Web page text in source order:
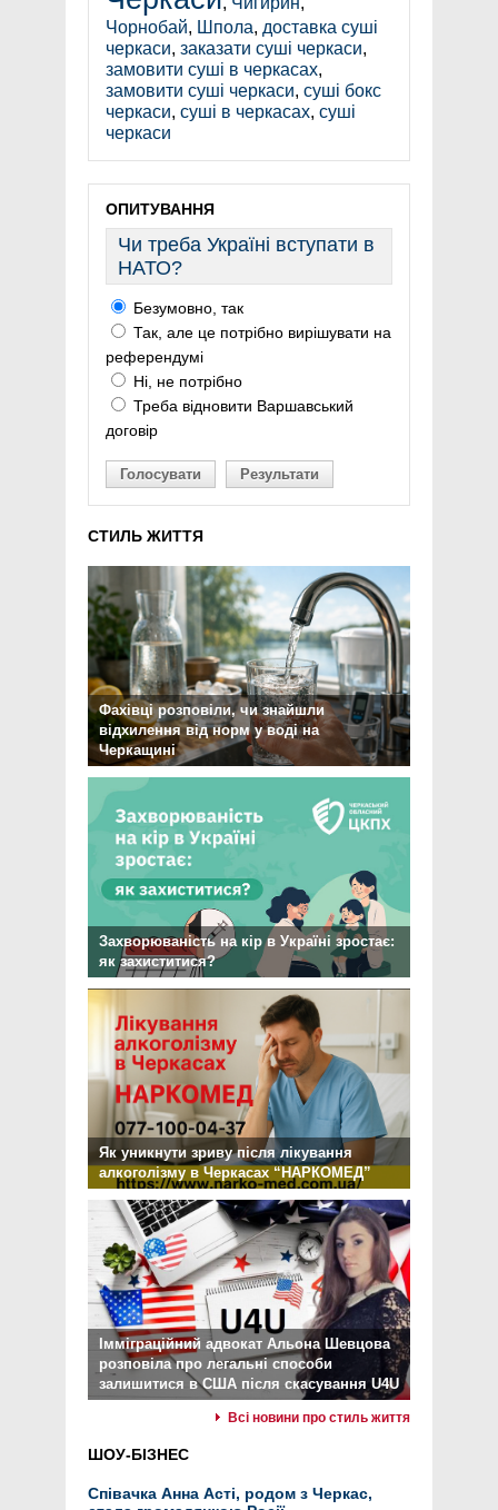
Чорнобай, Шпола, доставка суші
черкаси, заказати суші черкаси,
замовити суші в черкасах,
замовити суші черкаси, суші бокс
черкаси, суші в черкасах, суші
черкаси
ОПИТУВАННЯ
Чи треба Україні вступати в
НАТО?
Безумовно, так
Так, але це потрібно вирішувати на
референдумі
Ні, не потрібно
Треба відновити Варшавський
договір
Голосувати Результати
СТИЛЬ ЖИТТЯ
Фахівці розповіли, чи знайшли
відхилення від норм у воді на
Черкащині
Захворюваність на кір в Україні зростає:
як захиститися?
Як уникнути зриву після лікування
алкоголізму в Черкасах “НАРКОМЕД”
Імміграційний адвокат Альона Шевцова
розповіла про легальні способи
залишитися в США після скасування U4U
Всі новини про стиль життя
ШОУ-БІЗНЕС
Співачка Анна Асті, родом з Черкас,